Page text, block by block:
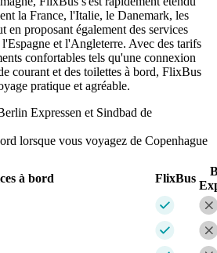
la France, l'Italie, le Danemark, les
en proposant également des services
et l'Angleterre. Avec des tarifs
confortables tels qu'une connexion
courant et des toilettes à bord, FlixBus
pratique et agréable.
Expressen et Sindbad de
lorsque vous voyagez de Copenhague
à bord
FlixBus